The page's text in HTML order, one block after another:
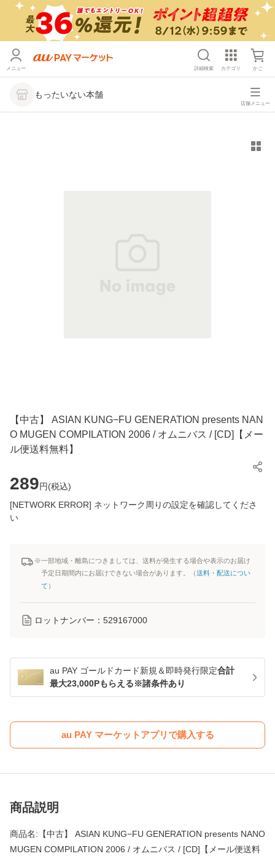
メニュー 詳細検索 カテゴリ かご
もったいない本舗
店舗メニュー
【中古】 ASIAN KUNG−FU GENERATION presents NAN
O MUGEN COMPILATION 2006 / オムニバス / [CD]【メー
ル便送料無料】
289円(税込)
[NETWORK ERROR] ネットワーク周りの設定を確認してくださ
い
※一部地域・離島につきましては、送料が発生する場合や表示のお届け
予定日期間内にお届けできない場合があります。（送料・配送につい
て ）
ロットナンバー： 529167000
au PAY ゴールドカード新規＆即時発行限定合計
最大23,000Pもらえる※諸条件あり
au PAY マーケットアプリで購入する
商品説明
商品名:【中古】 ASIAN KUNG−FU GENERATION presents NANO
MUGEN COMPILATION 2006 / オムニバス / [CD]【メール便送料